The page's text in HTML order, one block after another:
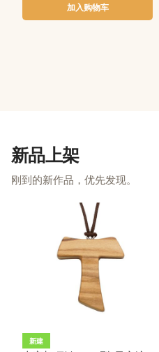
加入购物车
新品上架
刚到的新作品，优先发现。
新建